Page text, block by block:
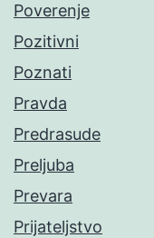
Poverenje
Pozitivni
Poznati
Pravda
Predrasude
Preljuba
Prevara
Prijateljstvo